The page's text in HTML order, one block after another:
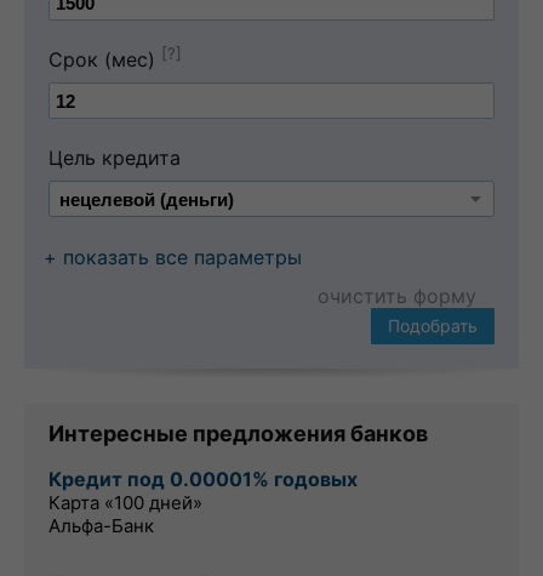
Срок (мес) [?]
Цель кредита
+ показать все параметры
очистить форму
Подобрать
Интересные предложения банков
Кредит под 0.00001% годовых
Карта «100 дней»
Альфа-Банк